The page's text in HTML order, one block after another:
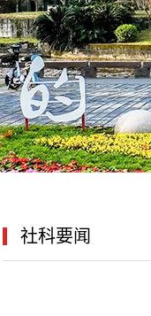
社科要闻